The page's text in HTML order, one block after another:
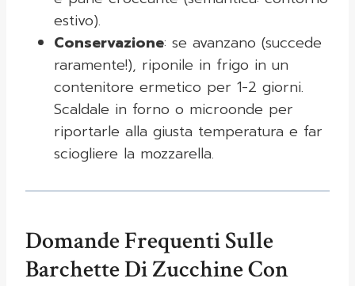
estivo).
Conservazione: se avanzano (succede
raramente!), riponile in frigo in un
contenitore ermetico per 1-2 giorni.
Scaldale in forno o microonde per
riportarle alla giusta temperatura e far
sciogliere la mozzarella.
Domande Frequenti Sulle
Barchette Di Zucchine Con